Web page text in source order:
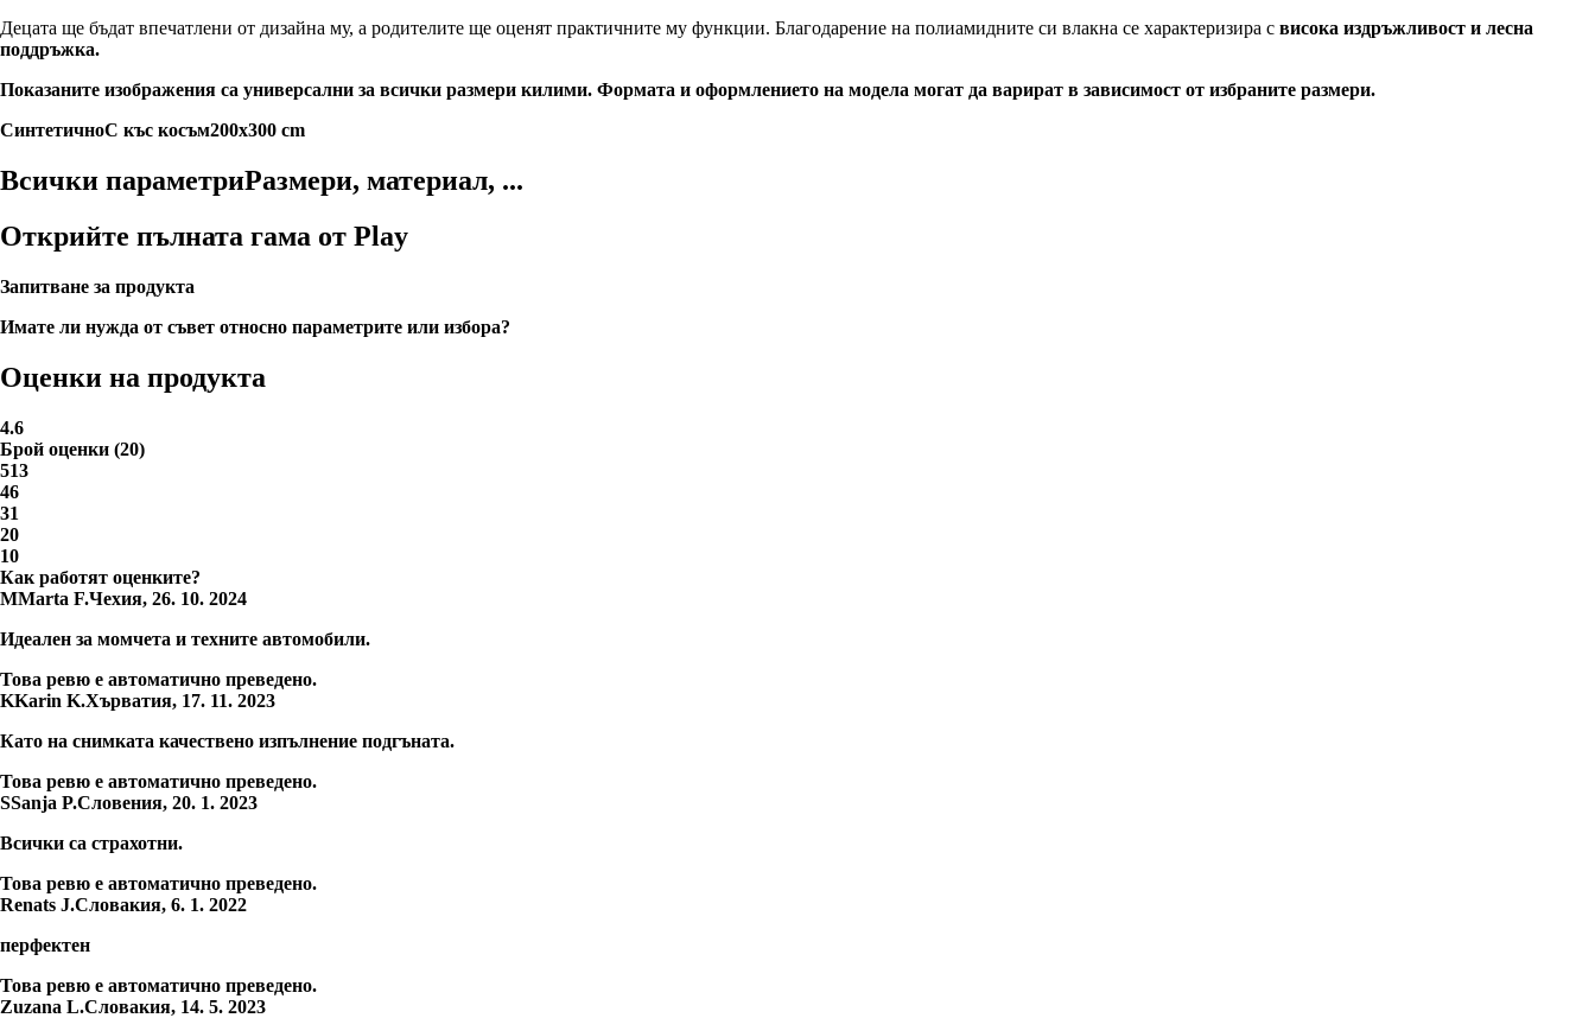
Децата ще бъдат впечатлени от дизайна му, а родителите ще оценят практичните му функции. Благодарение на полиамидните си влакна се характеризира с висока издръжливост и лесна
поддръжка.
Показаните изображения са универсални за всички размери килими. Формата и оформлението на модела могат да варират в зависимост от избраните размери.
СинтетичноС къс косъм200x300 cm
Всички параметриРазмери, материал, ...
Открийте пълната гама от Play
Запитване за продукта
Имате ли нужда от съвет относно параметрите или избора?
Оценки на продукта
4.6
Брой оценки (20)
513
46
31
20
10
Как работят оценките?
MMarta F.Чехия, 26. 10. 2024
Идеален за момчета и техните автомобили.
Това ревю е автоматично преведено.
KKarin K.Хърватия, 17. 11. 2023
Като на снимката качествено изпълнение подгъната.
Това ревю е автоматично преведено.
SSanja P.Словения, 20. 1. 2023
Всички са страхотни.
Това ревю е автоматично преведено.
Renats J.Словакия, 6. 1. 2022
перфектен
Това ревю е автоматично преведено.
Zuzana L.Словакия, 14. 5. 2023